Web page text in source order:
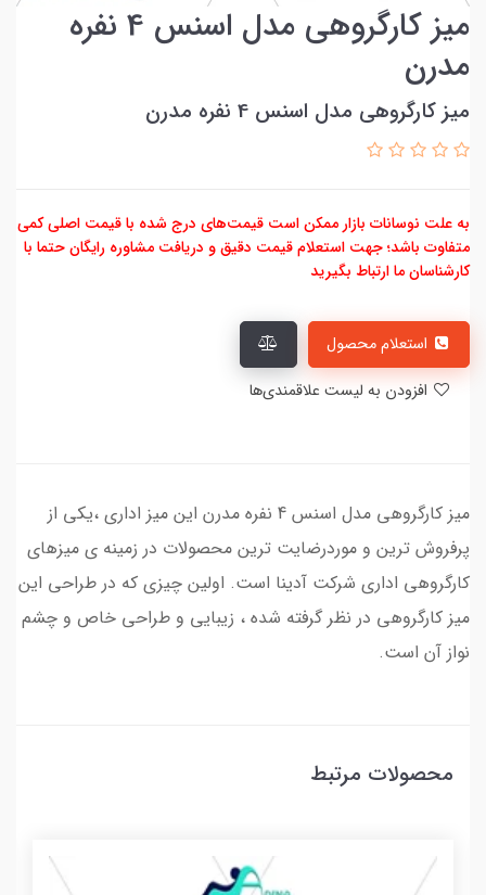
ميز كارگروهي مدل اسنس 4 نفره
مدرن
ميز كارگروهي مدل اسنس 4 نفره مدرن
به علت نوسانات بازار ممکن است قیمت‌های درج شده با قیمت اصلی کمی
متفاوت باشد؛ جهت استعلام قیمت دقیق و دریافت مشاوره رایگان حتما با
کارشناسان ما ارتباط بگیرید
ميز كارگروهي مدل اسنس 4 نفره مدرن این میز اداری ،یکی از
پرفروش ترین و موردرضایت ترین محصولات در زمینه ی میزهای
کارگروهی اداری شرکت آدینا است. اولین چیزی که در طراحی این
میز کارگروهی در نظر گرفته شده ، زیبایی و طراحی خاص و چشم
نواز آن است.
محصولات مرتبط